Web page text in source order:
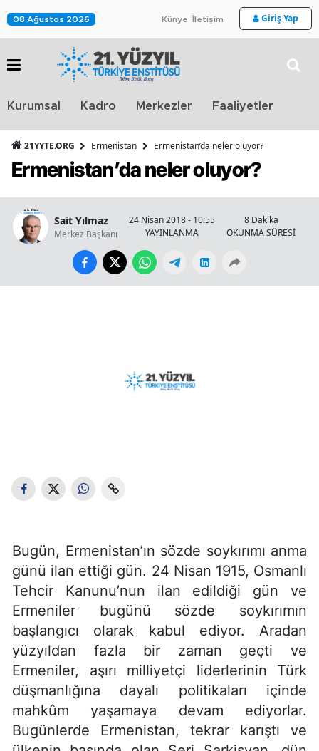
08 Ağustos 2026 Künye İletişim Giriş Yap
Kurumsal Kadro Merkezler Faaliyetler
21YYTE.ORG Ermenistan Ermenistan’da neler oluyor?
Ermenistan’da neler oluyor?
Sait Yılmaz
Merkez Başkanı
24 Nisan 2018 - 10:55
YAYINLANMA
8 Dakika
OKUNMA SÜRESİ
Bugün, Ermenistan’ın sözde soykırımı anma
günü ilan ettiği gün. 24 Nisan 1915, Osmanlı
Tehcir Kanunu’nun ilan edildiği gün ve
Ermeniler bugünü sözde soykırımın
başlangıcı olarak kabul ediyor. Aradan
yüzyıldan fazla bir zaman geçti ve
Ermeniler, aşırı milliyetçi liderlerinin Türk
düşmanlığına dayalı politikaları içinde
mahkûm yaşamaya devam ediyorlar.
Bugünlerde Ermenistan, tekrar karıştı ve